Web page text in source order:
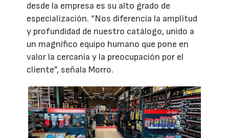
desde la empresa es su alto grado de
especialización. “Nos diferencia la amplitud
y profundidad de nuestro catálogo, unido a
un magnífico equipo humano que pone en
valor la cercanía y la preocupación por el
cliente”, señala Morro.